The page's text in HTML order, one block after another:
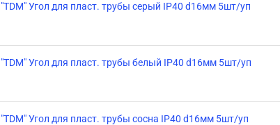
"TDM" Угол для пласт. трубы серый IP40 d16мм 5шт/уп
"TDM" Угол для пласт. трубы белый IP40 d16мм 5шт/уп
"TDM" Угол для пласт. трубы сосна IP40 d16мм 5шт/уп